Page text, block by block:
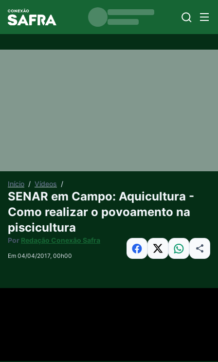
Início / Vídeos /
SENAR em Campo: Aquicultura -
Como realizar o povoamento na
piscicultura
Por Redação Conexão Safra
Em 04/04/2017, 00h00